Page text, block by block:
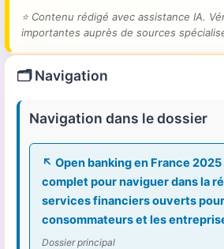
⭐ Contenu rédigé avec assistance IA.
importantes auprès de sources
🗂️ Navigation
Navigation dans le dossier
↖ Open banking en France 2025
complet pour naviguer dans la
services financiers ouverts
consommateurs et les
Dossier principal